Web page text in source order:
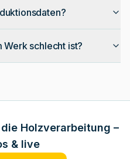
Werk schlecht ist?
Holzverarbeitung –
& live